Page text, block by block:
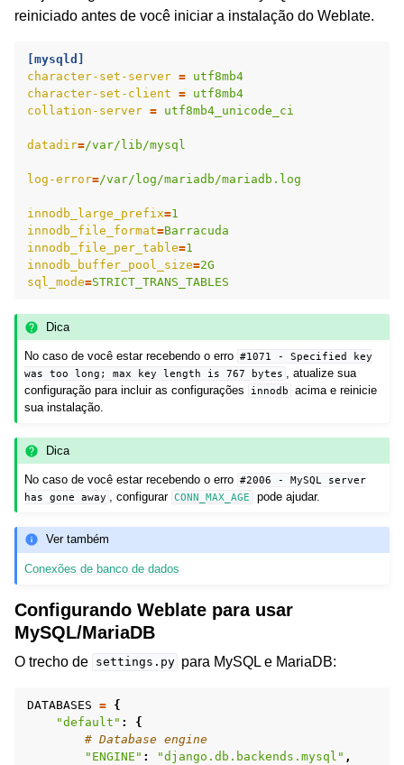
reiniciado antes de você iniciar a instalação do Weblate.
[mysqld]
character-set-server = utf8mb4
character-set-client = utf8mb4
collation-server = utf8mb4_unicode_ci
datadir=/var/lib/mysql
log-error=/var/log/mariadb/mariadb.log
innodb_large_prefix=1
innodb_file_format=Barracuda
innodb_file_per_table=1
innodb_buffer_pool_size=2G
sql_mode=STRICT_TRANS_TABLES
Dica
No caso de você estar recebendo o erro #1071 - Specified
key
was
too long; max key length is 767 bytes , atualize sua
configuração para incluir as configurações
innodb
acima e reinicie
sua instalação.
Dica
No caso de você estar recebendo o erro #2006 - MySQL
server
has
gone away , configurar CONN_MAX_AGE pode ajudar.
Ver também
Conexões de banco de dados
Configurando Weblate para usar
MySQL/MariaDB
O trecho de settings.py para MySQL e MariaDB:
DATABASES = {
"default" :
{
# Database engine
"ENGINE" : "django.db.backends.mysql" ,